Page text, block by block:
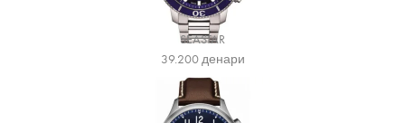
SEASTAR
39.200денари